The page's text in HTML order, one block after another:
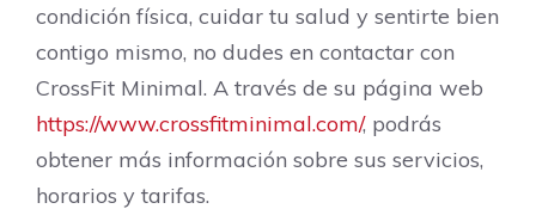
condición física, cuidar tu salud y sentirte bien
contigo mismo, no dudes en contactar con
CrossFit Minimal. A través de su página web
https://www.crossfitminimal.com/, podrás
obtener más información sobre sus servicios,
horarios y tarifas.